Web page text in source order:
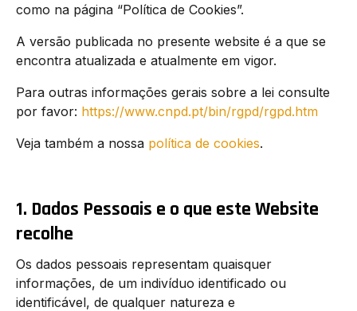
como na página “Política de Cookies”.
A versão publicada no presente website é a que se
encontra atualizada e atualmente em vigor.
Para outras informações gerais sobre a lei consulte
por favor: https://www.cnpd.pt/bin/rgpd/rgpd.htm
Veja também a nossa política de cookies.
1. Dados Pessoais e o que este Website
recolhe
Os dados pessoais representam quaisquer
informações, de um indivíduo identificado ou
identificável, de qualquer natureza e